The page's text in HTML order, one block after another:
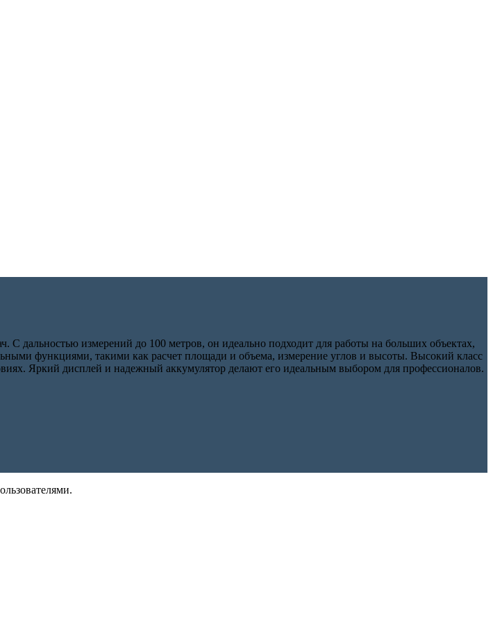
дальностью измерений до 100 метров, он идеально подходит для работы на больших объектах,
функциями, такими как расчет площади и объема, измерение углов и высоты. Высокий класс
Яркий дисплей и надежный аккумулятор делают его идеальным выбором для профессионалов.